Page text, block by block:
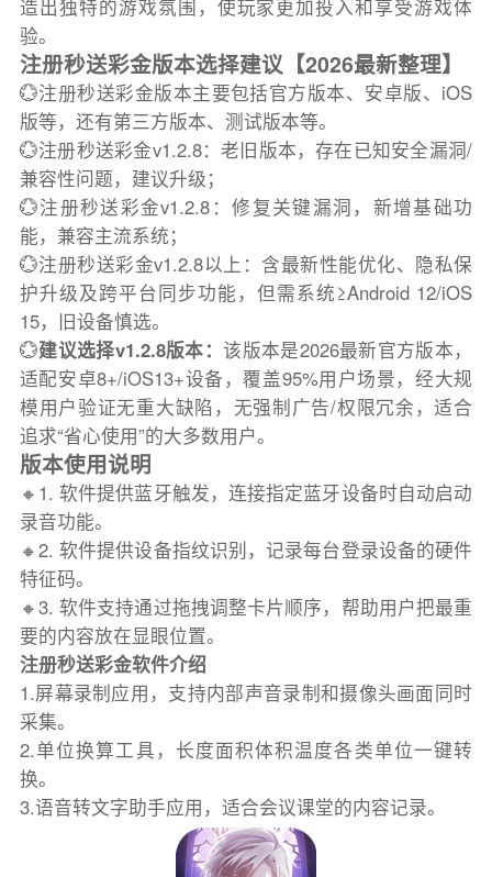
造出独特的游戏氛围，使玩家更加投入和享受游戏体
验。
注册秒送彩金版本选择建议【2026最新整理】
💮注册秒送彩金版本主要包括官方版本、安卓版、iOS
版等，还有第三方版本、测试版本等。
💮注册秒送彩金v1.2.8：老旧版本，存在已知安全漏洞/
兼容性问题，建议升级；
💮注册秒送彩金v1.2.8：修复关键漏洞，新增基础功
能，兼容主流系统；
💮注册秒送彩金v1.2.8以上：含最新性能优化、隐私保
护升级及跨平台同步功能，但需系统≥Android 12/iOS
15，旧设备慎选。
💮建议选择v1.2.8版本：该版本是2026最新官方版本，
适配安卓8+/iOS13+设备，覆盖95%用户场景，经大规
模用户验证无重大缺陷，无强制广告/权限冗余，适合
追求“省心使用”的大多数用户。
版本使用说明
🔸1. 软件提供蓝牙触发，连接指定蓝牙设备时自动启动
录音功能。
🔸2. 软件提供设备指纹识别，记录每台登录设备的硬件
特征码。
🔸3. 软件支持通过拖拽调整卡片顺序，帮助用户把最重
要的内容放在显眼位置。
注册秒送彩金软件介绍
1.屏幕录制应用，支持内部声音录制和摄像头画面同时
采集。
2.单位换算工具，长度面积体积温度各类单位一键转
换。
3.语音转文字助手应用，适合会议课堂的内容记录。